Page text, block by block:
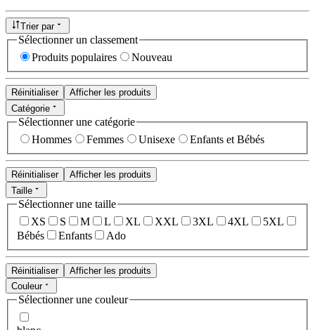
Trier par
Sélectionner un classement
Produits populaires
Nouveau
Réinitialiser
Afficher les produits
Catégorie
Sélectionner une catégorie
Hommes
Femmes Unisexe Enfants et Bébés
Réinitialiser
Afficher les produits
Taille
Sélectionner une taille
XS
S M L XL XXL 3XL 4XL
5XL
Bébés
Enfants Ado
Réinitialiser
Afficher les produits
Couleur
Sélectionner une couleur